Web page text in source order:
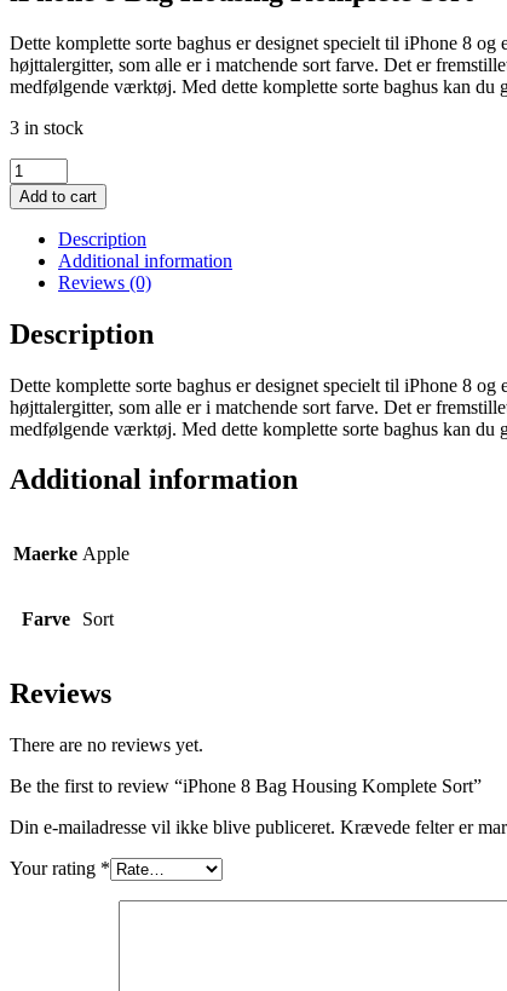
Dette komplette sorte baghus er designet specielt til iPhone 8
højttalergitter, som alle er i matchende sort farve. Det er
medfølgende værktøj. Med dette komplette sorte baghus kan du
3 in stock
iPhone
8
Bag
Housing
Komplete
Sort
quantity
Add to cart
Description
Additional information
Reviews (0)
Description
Dette komplette sorte baghus er designet specielt til iPhone 8
højttalergitter, som alle er i matchende sort farve. Det er
medfølgende værktøj. Med dette komplette sorte baghus kan du
Additional information
Maerke Apple
Farve Sort
Reviews
There are no reviews yet.
Be the first to review “iPhone 8 Bag Housing Komplete Sort”
Din e-mailadresse vil ikke blive publiceret. Krævede felter er
Your rating *